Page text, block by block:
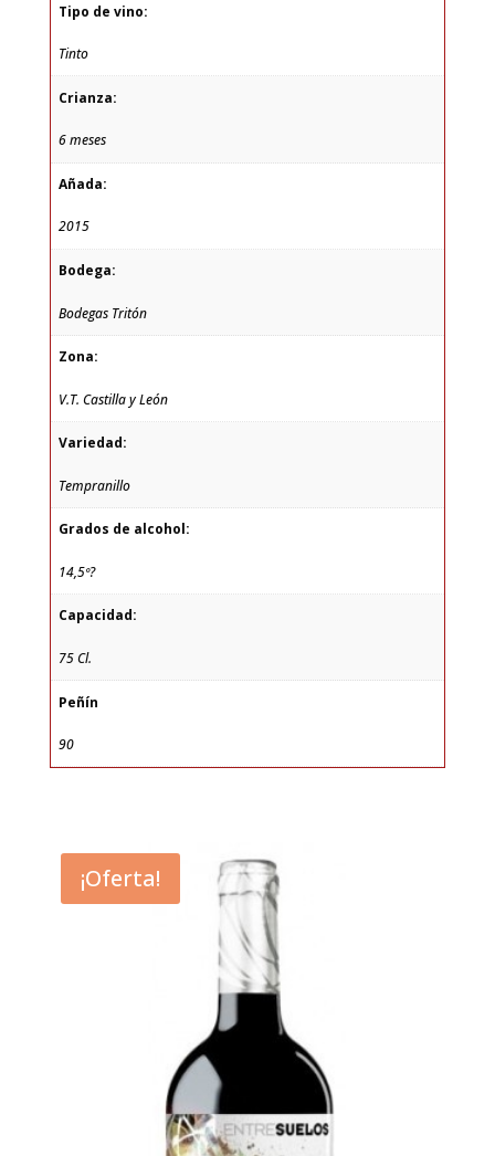
Tipo de vino:
Tinto
Crianza:
6 meses
Añada:
2015
Bodega:
Bodegas Tritón
Zona:
V.T. Castilla y León
Variedad:
Tempranillo
Grados de alcohol:
14,5º?
Capacidad:
75 Cl.
Peñín
90
¡Oferta!